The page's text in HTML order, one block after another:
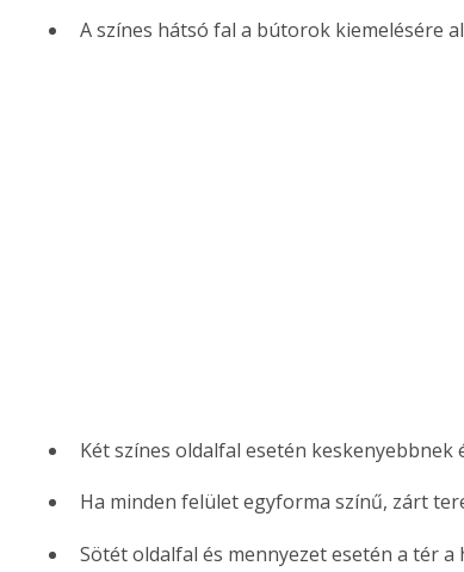
Virágoskert: kertben,
teraszon, lakásban
Gyógyító
természet kincsei
A színes hátsó fal a bútorok kiemelésére
Két színes oldalfal esetén keskenyebbnek
Ha minden felület egyforma színű, zárt
Sötét oldalfal és mennyezet esetén a tér